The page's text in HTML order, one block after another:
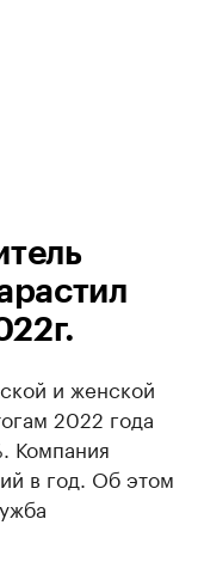
и женской
2022 года
Компания
в год. Об этом